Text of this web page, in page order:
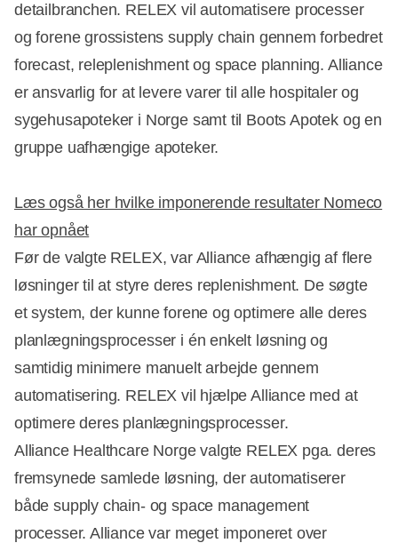
detailbranchen. RELEX vil automatisere processer
og forene grossistens supply chain gennem forbedret
forecast, releplenishment og space planning. Alliance
er ansvarlig for at levere varer til alle hospitaler og
sygehusapoteker i Norge samt til Boots Apotek og en
gruppe uafhængige apoteker.
Læs også her hvilke imponerende resultater Nomeco
har opnået
Før de valgte RELEX, var Alliance afhængig af flere
løsninger til at styre deres replenishment. De søgte
et system, der kunne forene og optimere alle deres
planlægningsprocesser i én enkelt løsning og
samtidig minimere manuelt arbejde gennem
automatisering. RELEX vil hjælpe Alliance med at
optimere deres planlægningsprocesser.
Alliance Healthcare Norge valgte RELEX pga. deres
fremsynede samlede løsning, der automatiserer
både supply chain- og space management
processer. Alliance var meget imponeret over